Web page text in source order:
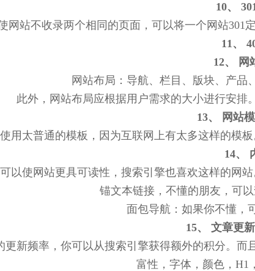
10、
网站不收录两个相同的页面，可以将一个网站301
11、
12、 网
网站布局：导航、栏目、版块、产品
此外，网站布局应根据用户需求的大小进行安排
13、 网站
用太普通的模板，因为互联网上有太多这样的模
14、
以使网站更具可读性，搜索引擎也喜欢这样的网
锚文本链接，不懂的朋友，可以
面包导航：如果你不懂，
15、 文章更
更新频率，你可以从搜索引擎获得额外的积分。
富性，字体，颜色，H1